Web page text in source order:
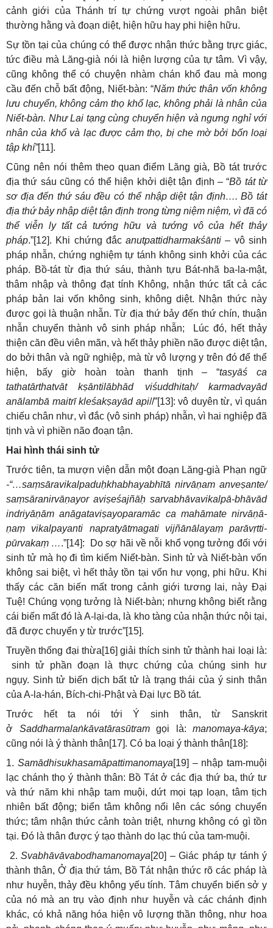
cảnh giới của Thánh trí tự chứng vượt ngoài phân biệt
thường hằng và đoạn diệt, hiện hữu hay phi hiện hữu.
Sự tồn tại của chúng có thể được nhận thức bằng trực giác,
tức điều mà Lăng-già nói là hiện lượng của tự tâm. Vì vậy,
cũng không thể có chuyện nhàm chán khổ đau mà mong
cầu đến chỗ bất động, Niết-bàn: “Năm thức thân vốn không
lưu chuyển, không cảm thọ khổ lạc, không phải là nhân của
Niết-bàn. Như Lai tạng cùng chuyển hiện và ngưng nghỉ với
nhân của khổ và lạc được cảm thọ, bị che mờ bởi bốn loại
tập khí”[11].
Cũng nên nói thêm theo quan điểm Lăng già, Bồ tát trước
địa thứ sáu cũng có thể hiện khởi diệt tận định – “Bồ tát từ
sơ địa đến thứ sáu đều có thể nhập diệt tận định…. Bồ tát
địa thứ bảy nhập diệt tận định trong từng niệm niệm, vì đã có
thể viễn ly tất cả tướng hữu và tướng vô của hết thảy
pháp.”[12]. Khi chứng đắcanutpattidharmakśānti – vô sinh
pháp nhẫn, chứng nghiệm tự tánh không sinh khởi của các
pháp. Bồ-tát từ địa thứ sáu, thành tựu Bát-nhã ba-la-mật,
thâm nhập và thông đạt tính Không, nhận thức tất cả các
pháp bản lai vốn không sinh, không diệt. Nhận thức này
được gọi là thuận nhẫn. Từ địa thứ bảy đến thứ chín, thuận
nhẫn chuyển thành vô sinh pháp nhẫn; Lúc đó, hết thảy
thiện căn đều viên mãn, và hết thảy phiền não được diệt tận,
do bởi thân và ngữ nghiệp, mà từ vô lượng y trên đó để thể
hiện, bấy giờ hoàn toàn thanh tịnh – “tasyāś ca
tathatārthatvāt kṣāntilābhād viśuddhitaḥ/ karmadvayād
anālambā maitrī kleśakṣayād api//”[13]: vô duyên từ, vì quán
chiếu chân như, vì đắc (vô sinh pháp) nhẫn, vì hai nghiệp đã
tịnh và vì phiền não đoạn tận.
Hai hình thái sinh tử
Trước tiên, ta mượn viện dẫn một đoạn Lăng-già Phạn ngữ
-“…saṃsāravikalpaduḥkhabhayabhītā nirvāṇam anveṣante/
saṃsāranirvāṇayor aviṣeśajñāḥ sarvabhāvavikalpā-bhāvād
indriyāṇām anāgataviṣayoparamāc ca mahāmate nirvāṇā-
ṇaṃ vikalpayanti napratyātmagati vijñānālayaṃ parāvṛtti-
pūrvakaṃ ….”[14]: Do sợ hãi về nỗi khổ vọng tưởng đối với
sinh tử mà họ đi tìm kiếm Niết-bàn. Sinh tử và Niết-bàn vốn
không sai biệt, vì hết thảy tồn tại vốn hư vọng, phi hữu. Khi
thấy các căn biến mất trong cảnh giới tương lai, này Đại
Tuệ! Chúng vọng tưởng là Niết-bàn; nhưng không biết rằng
cái biến mất đó là A-lại-da, là kho tàng của nhận thức nội tại,
đã được chuyển y từ trước”[15].
Truyền thống đại thừa[16] giải thích sinh tử thành hai loại là:
sinh tử phần đoạn là thực chứng của chúng sinh hư
ngụy. Sinh tử biến dịch bất tử là trạng thái của ý sinh thân
của A-la-hán, Bích-chi-Phật và Đại lực Bồ tát.
Trước hết ta nói tới Ý sinh thân, từ Sanskrit
ở Saddharmalaṅkāvatārasūtramgọi là: manomaya-kāya;
cũng nói là ý thành thân[17]. Có ba loại ý thành thân[18]:
1. Samādhisukhasamāpattimanomaya[19] – nhập tam-muội
lạc chánh thọ ý thành thân: Bồ Tát ở các địa thứ ba, thứ tư
và thứ năm khi nhập tam muội, dứt mọi tạp loạn, tâm tịch
nhiên bất động; biển tâm không nổi lên các sóng chuyển
thức; tâm nhận thức cảnh toàn triệt, nhưng không có gì tồn
tại. Đó là thân được ý tạo thành do lạc thú của tam-muội.
2. Svabhāvāvabodhamanomaya[20] – Giác pháp tự tánh ý
thành thân, Ở địa thứ tám, Bồ Tát nhận thức rõ các pháp là
như huyễn, thảy đều không yếu tính. Tâm chuyển biến sở y
của nó mà an trụ vào định như huyễn và các chánh định
khác, có khả năng hóa hiện vô lượng thần thông, như hoa